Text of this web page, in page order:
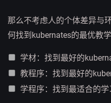
那么不考虑人的个体差异与
何找到kubernates的最优教
学材：找到最好的
教程序：找到最好的
学程序：找到最适合的